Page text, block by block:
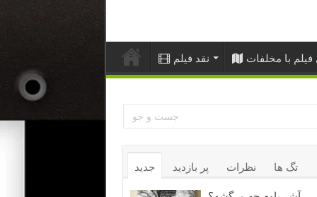
نقد فیلم با مخلفات
جدید پر بازدید نظرات تگ ها